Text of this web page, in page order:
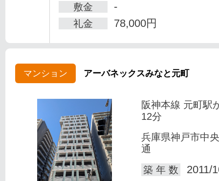
敷金 -
礼金 78,000円
マンション アーバネックスみなと元町
阪神本線 元町駅
12分
兵庫県神戸市中
通
築 年 数
2011/